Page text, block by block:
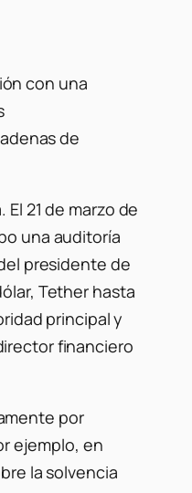
con una
de
El 21 de marzo de
una auditoría
presidente de
Tether hasta
principal y
financiero
por
ejemplo, en
la solvencia